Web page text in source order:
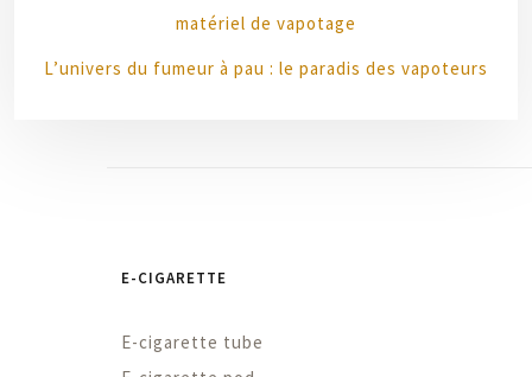
matériel de vapotage
L’univers du fumeur à pau : le paradis des vapoteurs
E-CIGARETTE
E-cigarette tube